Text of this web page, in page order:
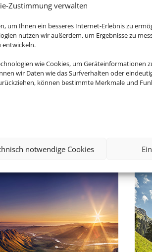
Zustimmung verwalten
um Ihnen ein besseres Internet-Erlebnis zu
nutzen wir außerdem, um Ergebnisse zu
entwickeln.
wie Cookies, um Geräteinformationen
wir Daten wie das Surfverhalten oder
können bestimmte Merkmale und
notwendige Cookies